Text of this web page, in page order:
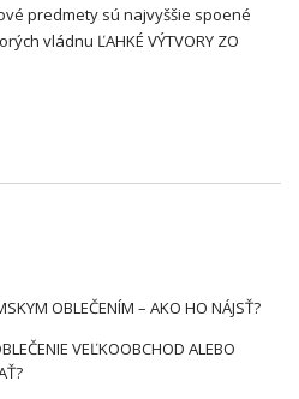
predmety sú najvyššie spoené
vládnu ĽAHKÉ VÝTVORY ZO
OBLEČENÍM – AKO HO NÁJSŤ?
VEĽKOOBCHOD ALEBO